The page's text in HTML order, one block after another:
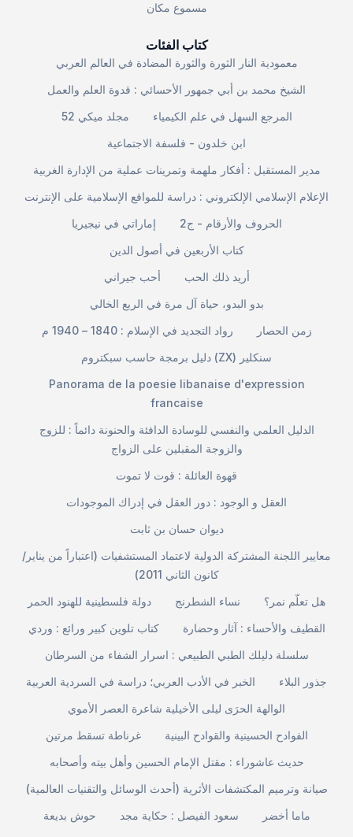
مسموع مكان
كتاب الفئات
معمودية النار الثورة والثورة المضادة في العالم العربي
الشيخ محمد بن أبي جمهور الأحسائي : قدوة العلم والعمل
مجلد ميكي 52
المرجع السهل في علم الكيمياء
ابن خلدون - فلسفة الاجتماعية
مدير المستقبل : أفكار ملهمة وتمرينات عملية من الإدارة الغربية
الإعلام الإسلامي الإلكتروني : دراسة للمواقع الإسلامية على الإنترنت
إماراتي في نيجيريا
الحروف والأرقام - ج2
كتاب الأربعين في أصول الدين
أحب جيراني
أريد ذلك الحب
بدو البدو، حياة آل مرة في الربع الخالي
رواد التجديد في الإسلام : 1840 – 1940 م
زمن الحصار
دليل برمجة حاسب سبكتروم (ZX) سنكلير
Panorama de la poesie libanaise d'expression
francaise
الدليل العلمي والنفسي للوسادة الدافئة والحنونة دائماً : للزوج
والزوجة المقبلين على الزواج
قهوة العائلة : قوت لا تموت
العقل و الوجود : دور العقل في إدراك الموجودات
ديوان حسان بن ثابت
معايير اللجنة المشتركة الدولية لاعتماد المستشفيات (اعتباراً من يناير/
كانون الثاني 2011)
دولة فلسطينية للهنود الحمر
نساء الشطرنج
هل تعلّم نمر؟
كتاب تلوين كبير ورائع : وردي
القطيف والأحساء : آثار وحضارة
سلسلة دليلك الطبي الطبيعي : اسرار الشفاء من السرطان
الخبر في الأدب العربي؛ دراسة في السردية العربية
جذور البلاء
الوالهة الحرَى ليلى الأخيلية شاعرة العصر الأموي
غرناطة تسقط مرتين
الفوادح الحسينية والقوادح البينية
حديث عاشوراء : مقتل الإمام الحسين وأهل بيته وأصحابه
صيانة وترميم المكتشفات الأثرية (أحدث الوسائل والتقنيات العالمية)
حوش بديعة
سعود الفيصل : حكاية مجد
ماما أخضر